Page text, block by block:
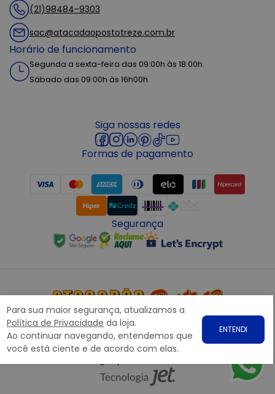
Para sua maior segurança, atualizamos a
Política de Privacidade da loja.
Ao continuar navegando, entendemos que
você está ciente e de acordo com elas.
ENTENDI
(21)98484-9303
sac@atacadaopostotreze.com.br
Horário de funcionamento
Segunda a sexta-feira das 09:00h às 18:00h
Sábado das 09:00h às 16h00h
Siga nossas redes
Formas de pagamento
Segurança
Copyright © 2022 ATACADÃO POSTO 13 - Todos os direitos
reservados. CNPJ: 15.360.767/0001-07
Rodovia Presidente Dutra, nº1258 Galpão 1268 – Bairro: Prata,